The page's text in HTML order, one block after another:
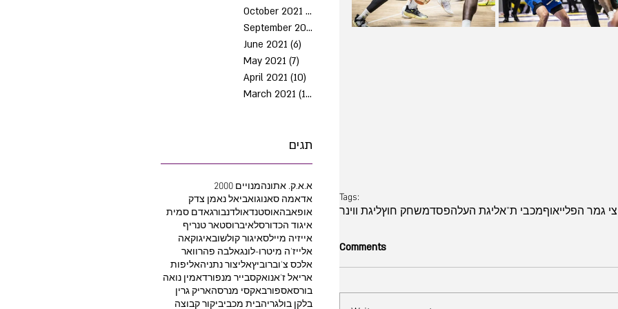
October 2021 (5)
September 2021
2 posts
June 2021 (6)
May 2021 (7)
April 2021 (10)
March 2021 (10)
תגים
2000 מנוייםא.א.ק. אתונה
אביאל נאמן צדקאדאמה סאנוגו
אדם סמיתאולדנבורגאוסטנדאופאבה
איברוסטאר טנריףאיגוד הכדורסל
איגוקאהאיגור קולשובאייזיה מיילס
אלבה פהרוואראלייז'ה מיטרו-לונג
אליפותאליצור נתניהאלכס צ'וברוביץ
אמין נואהאקסבייר מנפורדאריאל ז'אנו
אריק גריןבאקסי מנרסהבורסאספור
ביקור קבוצהבית מכביבלקן בולגריה
Tags:
ליגת ווינרמשחק חוץהפסדליגת העלמכבי ת"אגמר הפלייאוף
Comments